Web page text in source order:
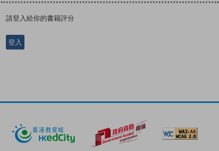
請登入給你的書籍評分
登入